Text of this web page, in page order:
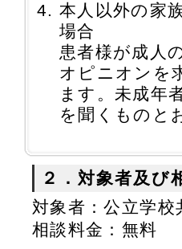
本人以外の家
場合
患者様が成人
オピニオンを
ます。未成年
を聞くものと
２．対象者及び
対象者：公立学
相談料金：無料